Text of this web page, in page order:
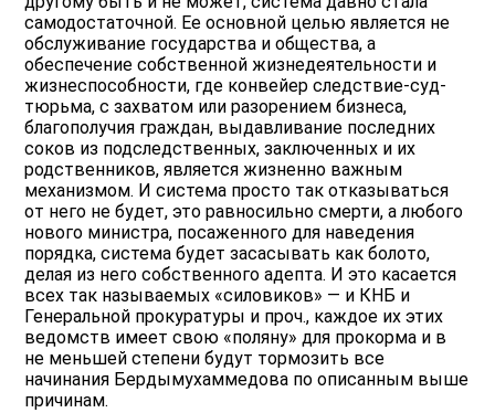
самодостаточной. Ее основной целью является не
обслуживание государства и общества, а
обеспечение собственной жизнедеятельности и
жизнеспособности, где конвейер следствие-суд-
тюрьма, с захватом или разорением бизнеса,
благополучия граждан, выдавливание последних
соков из подследственных, заключенных и их
родственников, является жизненно важным
механизмом. И система просто так отказываться
от него не будет, это равносильно смерти, а любого
нового министра, посаженного для наведения
порядка, система будет засасывать как болото,
делая из него собственного адепта. И это касается
всех так называемых «силовиков» — и КНБ и
Генеральной прокуратуры и проч., каждое их этих
ведомств имеет свою «поляну» для прокорма и в
не меньшей степени будут тормозить все
начинания Бердымухаммедова по описанным выше
причинам.